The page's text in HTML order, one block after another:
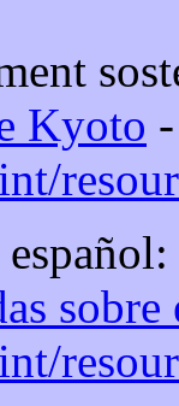
Kyoto -